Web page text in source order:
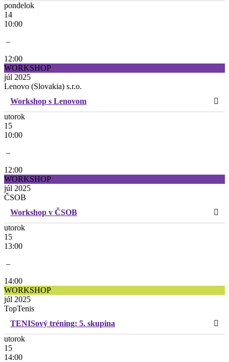
pondelok
14
10:00
–
12:00
WORKSHOP
júl 2025
Lenovo (Slovakia) s.r.o.
Workshop s Lenovom
utorok
15
10:00
–
12:00
WORKSHOP
júl 2025
ČSOB
Workshop v ČSOB
utorok
15
13:00
–
14:00
WORKSHOP
júl 2025
TopTenis
TENISový tréning: 5. skupina
utorok
15
14:00